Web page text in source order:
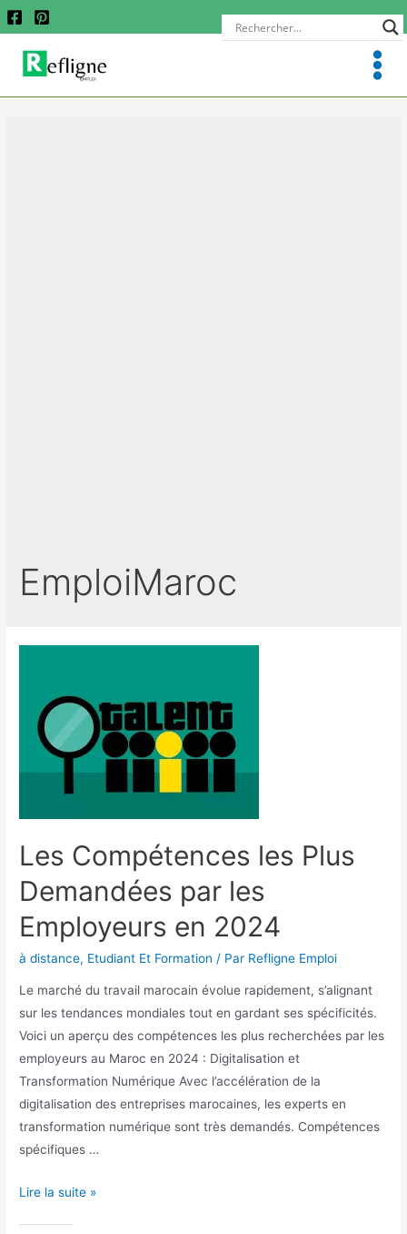
EmploiMaroc
Les Compétences les Plus
Demandées par les
Employeurs en 2024
à distance, Etudiant Et Formation / Par Refligne Emploi
Le marché du travail marocain évolue rapidement, s’alignant
sur les tendances mondiales tout en gardant ses spécificités.
Voici un aperçu des compétences les plus recherchées par les
employeurs au Maroc en 2024 : Digitalisation et
Transformation Numérique Avec l’accélération de la
digitalisation des entreprises marocaines, les experts en
transformation numérique sont très demandés. Compétences
spécifiques …
Lire la suite »